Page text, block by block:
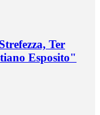
Ter
Esposito"